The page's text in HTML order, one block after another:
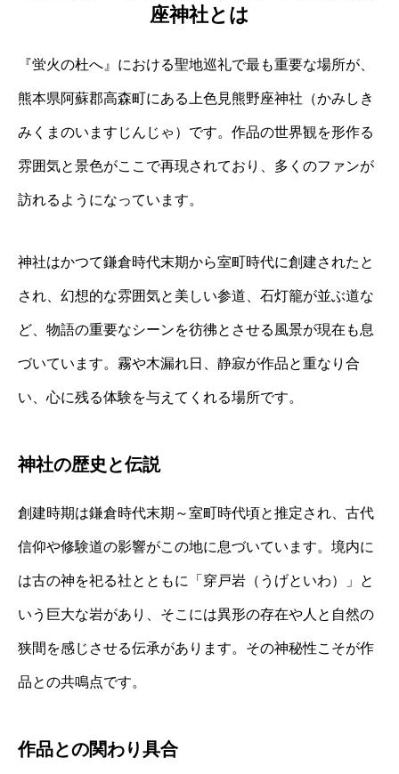
座神社とは
『蛍火の杜へ』における聖地巡礼で最も重要な場所が、
熊本県阿蘇郡高森町にある上色見熊野座神社（かみしき
みくまのいますじんじゃ）です。作品の世界観を形作る
雰囲気と景色がここで再現されており、多くのファンが
訪れるようになっています。
神社はかつて鎌倉時代末期から室町時代に創建されたと
され、幻想的な雰囲気と美しい参道、石灯籠が並ぶ道な
ど、物語の重要なシーンを彷彿とさせる風景が現在も息
づいています。霧や木漏れ日、静寂が作品と重なり合
い、心に残る体験を与えてくれる場所です。
神社の歴史と伝説
創建時期は鎌倉時代末期～室町時代頃と推定され、古代
信仰や修験道の影響がこの地に息づいています。境内に
は古の神を祀る社とともに「穿戸岩（うげといわ）」と
いう巨大な岩があり、そこには異形の存在や人と自然の
狭間を感じさせる伝承があります。その神秘性こそが作
品との共鳴点です。
作品との関わり具合